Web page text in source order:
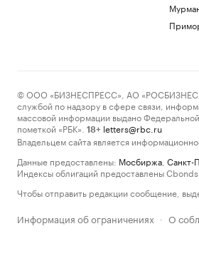
© ООО «БИЗНЕСПРЕСС», АО
службой по надзору в сфере связи,
массовой информации выдано
пометкой «РБК».
18+ letters@rbc.ru
Владельцем сайта является
Данные предоставлены: Мосбиржа Санкт-
Индексы облигаций предоставлены Cbonds.
Чтобы отправить редакции сообщение,
Информация об ограничениях · О